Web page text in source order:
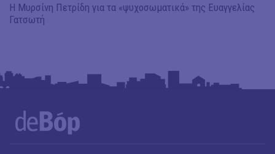
Η Μυρσίνη Πετρίδη για τα «ψυχοσωματικά» της Ευαγγελίας
Γατσωτή